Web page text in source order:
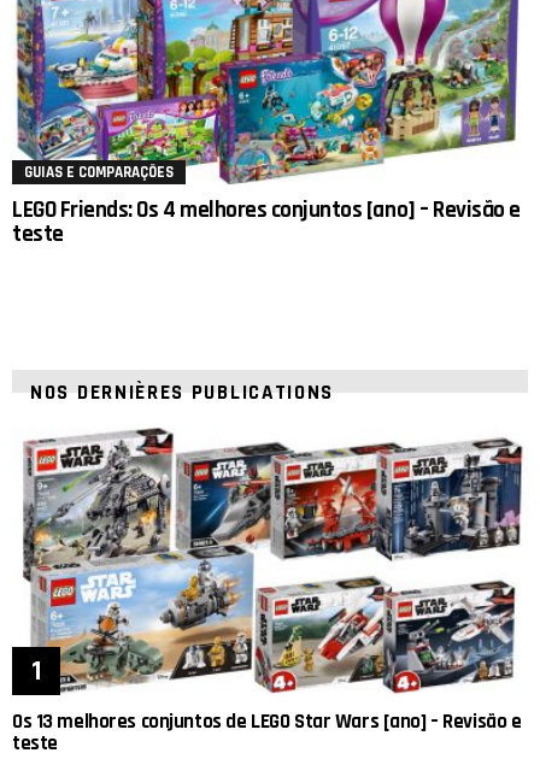
GUIAS E COMPARAÇÕES
LEGO Friends: Os 4 melhores conjuntos [ano] – Revisão e
teste
NOS DERNIÈRES PUBLICATIONS
Os 13 melhores conjuntos de LEGO Star Wars [ano] – Revisão e
teste